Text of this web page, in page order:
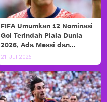
FIFA Umumkan 12 Nominasi
Gol Terindah Piala Dunia
2026, Ada Messi dan
Haaland!
21 Jul 2026